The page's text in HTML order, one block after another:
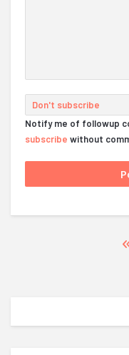
Notify me of followup
subscribe without